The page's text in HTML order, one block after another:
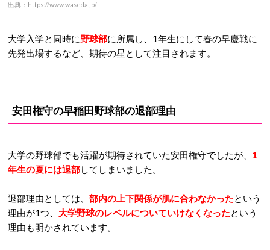
出典：https://www.waseda.jp/
大学入学と同時に野球部に所属し、1年生にして春の早慶戦に
先発出場するなど、期待の星として注目されます。
安田権守の早稲田野球部の退部理由
大学の野球部でも活躍が期待されていた安田権守でしたが、 1
年生の夏には退部してしまいました。
退部理由としては、 部内の上下関係が肌に合わなかったという
理由が1つ、 大学野球のレベルについていけなくなったという
理由も明かされています。